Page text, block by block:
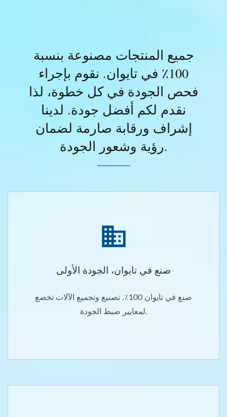
جميع المنتجات مصنوعة بنسبة
100٪ في تايوان. نقوم بإجراء
فحص الجودة في كل خطوة، لذا
نقدم لكم أفضل جودة. لدينا
إشراف ورقابة صارمة لضمان
رؤية وشعور الجودة.
صنع في تايوان، الجودة الأولى
صنع في تايوان 100٪. تصنيع وتجميع الآلات تخضع
لمعايير ضبط الجودة.